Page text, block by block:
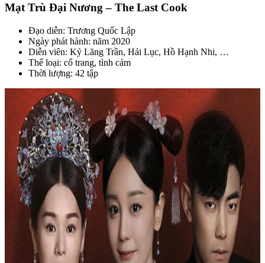
Mạt Trù Đại Nương – The Last Cook
Đạo diễn: Trương Quốc Lập
Ngày phát hành: năm 2020
Diễn viên: Kỷ Lăng Trần, Hải Lục, Hồ Hạnh Nhi, …
Thể loại: cổ trang, tình cảm
Thời lượng: 42 tập